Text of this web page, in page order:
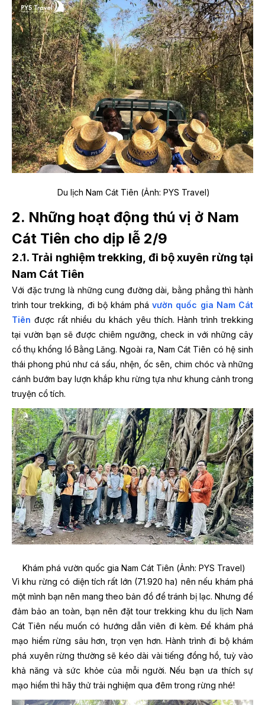
Du lịch Nam Cát Tiên (Ảnh: PYS Travel)
2. Những hoạt động thú vị ở Nam
Cát Tiên cho dịp lễ 2/9
2.1. Trải nghiệm trekking, đi bộ xuyên rừng tại
Nam Cát Tiên
Với đặc trưng là những cung đường dài, bằng phẳng thì hành
trình tour trekking, đi bộ khám phávườn quốc gia Nam Cát
Tiên được rất nhiều du khách yêu thích. Hành trình trekking
tại vườn bạn sẽ được chiêm ngưỡng, check in với những cây
cổ thụ khổng lồ Bằng Lăng. Ngoài ra, Nam Cát Tiên có hệ sinh
thái phong phú như cá sấu, nhện, ốc sên, chim chóc và những
cánh bướm bay lượn khắp khu rừng tựa như khung cảnh trong
truyện cổ tích.
Khám phá vườn quốc gia Nam Cát Tiên (Ảnh: PYS Travel)
Vì khu rừng có diện tích rất lớn (71.920 ha) nên nếu khám phá
một mình bạn nên mang theo bản đồ để tránh bị lạc. Nhưng để
đảm bảo an toàn, bạn nên đặt tour trekking khu du lịch Nam
Cát Tiên nếu muốn có hướng dẫn viên đi kèm. Để khám phá
mạo hiểm rừng sâu hơn, trọn vẹn hơn. Hành trình đi bộ khám
phá xuyên rừng thường sẽ kéo dài vài tiếng đồng hồ, tuỳ vào
khả năng và sức khỏe của mỗi người. Nếu bạn ưa thích sự
mạo hiểm thì hãy thử trải nghiệm qua đêm trong rừng nhé!